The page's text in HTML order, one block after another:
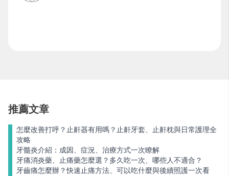
推薦文章
怎麼改善打呼？止鼾器有用嗎？止鼾牙套、止鼾枕與日常護理全
攻略
牙髓炎介紹：成因、症況、治療方式一次瞭解
牙痛消炎藥、止痛藥怎麼選？多久吃一次、哪些人不適合？
牙齒痛怎麼辦？快速止痛方法、可以吃什麼與後續照護一次看